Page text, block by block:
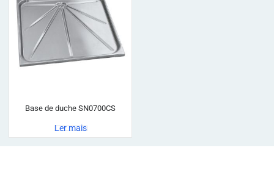
Base de duche SN0700CS
Ler mais